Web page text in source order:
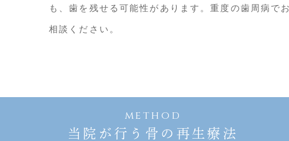
も、歯を残せる可能性があります。重度の歯周病で
相談ください。
method
当院が行う骨の再生療法